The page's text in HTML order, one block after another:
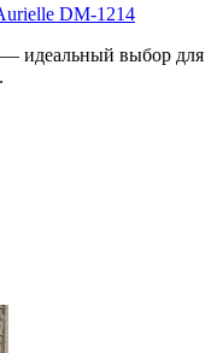
DM-1214
— идеальный выбор для